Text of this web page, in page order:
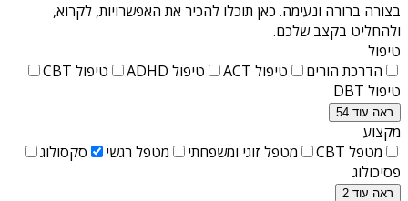
בצורה ברורה ונעימה. כאן תוכלו להכיר את האפשרויות, לקרוא,
ולהחליט בקצב שלכם.
טיפול
הדרכת הורים
טיפול ACT טיפול ADHD
טיפול CBT
טיפול DBT
ראה עוד 54
מקצוע
מטפל CBT
מטפל זוגי ומשפחתי מטפל רגשי
סקסולוג
פסיכולוג
ראה עוד 2